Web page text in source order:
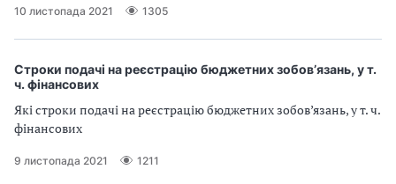
10 листопада 2021 1305
Строки подачі на реєстрацію бюджетних зобов’язань, у т.
ч. фінансових
Які строки подачі на реєстрацію бюджетних зобов’язань, у т. ч.
фінансових
9 листопада 2021 1211